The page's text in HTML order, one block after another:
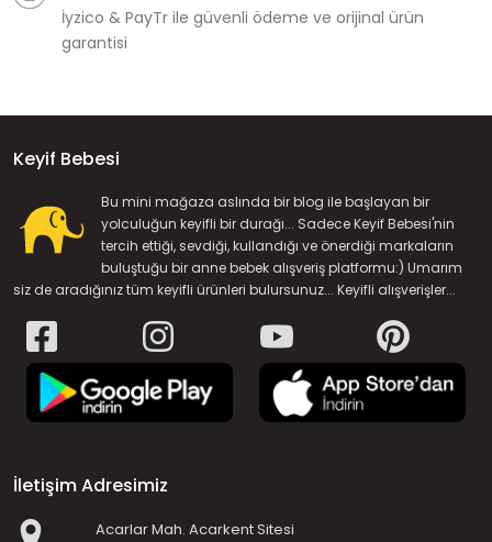
İyzico & PayTr ile güvenli ödeme ve orijinal ürün
garantisi
Keyif Bebesi
Bu mini mağaza aslında bir blog ile başlayan bir
yolculuğun keyifli bir durağı... Sadece Keyif Bebesi'nin
tercih ettiği, sevdiği, kullandığı ve önerdiği markaların
buluştuğu bir anne bebek alışveriş platformu:) Umarım
siz de aradığınız tüm keyifli ürünleri bulursunuz... Keyifli alışverişler...
İletişim Adresimiz
Acarlar Mah. Acarkent Sitesi